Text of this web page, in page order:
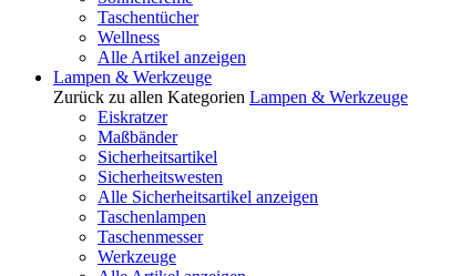
Taschentücher
Wellness
Alle Artikel anzeigen
Lampen & Werkzeuge
Zurück zu allen Kategorien Lampen & Werkzeuge
Eiskratzer
Maßbänder
Sicherheitsartikel
Sicherheitswesten
Alle Sicherheitsartikel anzeigen
Taschenlampen
Taschenmesser
Werkzeuge